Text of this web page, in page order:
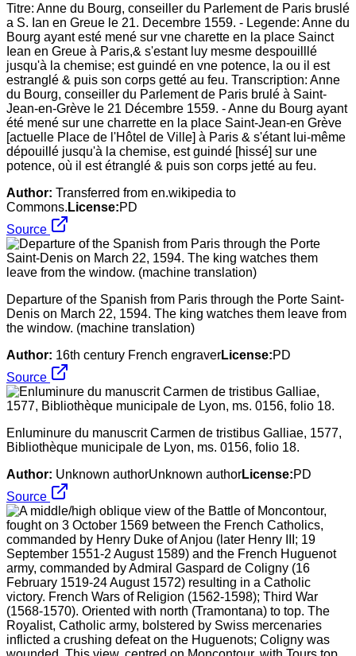
Titre: Anne du Bourg, conseiller du Parlement de Paris bruslé
a S. Ian en Greue le 21. Decembre 1559. - Legende: Anne du
Bourg ayant esté mené sur vne charette en la place Sainct
Iean en Greue à Paris,& s'estant luy mesme despouilllé
jusqu'à la chemise; est guindé en vne potence, la ou il est
estranglé & puis son corps getté au feu. Transcription: Anne
du Bourg, conseiller du Parlement de Paris brulé à Saint-
Jean-en-Grève le 21 Décembre 1559. - Anne du Bourg ayant
été mené sur une charrette en la place Saint-Jean-en Grève
[actuelle Place de l'Hôtel de Ville] à Paris & s'étant lui-même
dépouillé jusqu'à la chemise, est guindé [hissé] sur une
potence, où il est étranglé & puis son corps jetté au feu.
Author: Transferred from en.wikipedia to
Commons. License:PD
Source
Departure of the Spanish from Paris through the Porte Saint-
Denis on March 22, 1594. The king watches them leave from
the window. (machine translation)
Author: 16th century French engraverLicense:PD
Source
Enluminure du manuscrit Carmen de tristibus Galliae, 1577,
Bibliothèque municipale de Lyon, ms. 0156, folio 18.
Author: Unknown authorUnknown authorLicense:PD
Source